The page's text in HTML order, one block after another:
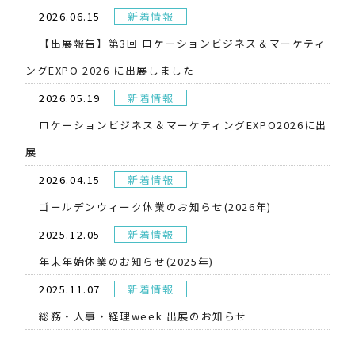
2026.06.15
新着情報
【出展報告】第3回 ロケーションビジネス＆マーケティ
ングEXPO 2026 に出展しました
2026.05.19
新着情報
​ロケーションビジネス＆マーケティングEXPO2026に出
展
2026.04.15
新着情報
ゴールデンウィーク休業のお知らせ(2026年)
2025.12.05
新着情報
年末年始休業のお知らせ(2025年)
2025.11.07
新着情報
総務・人事・経理week 出展のお知らせ